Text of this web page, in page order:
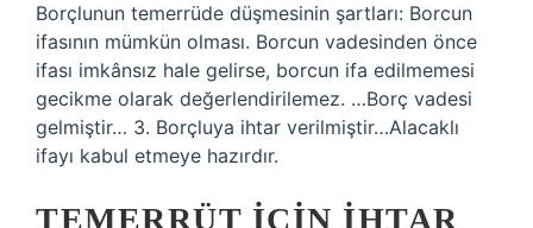
Borçlunun temerrüde düşmesinin şartları: Borcun
ifasının mümkün olması. Borcun vadesinden önce
ifası imkânsız hale gelirse, borcun ifa edilmemesi
gecikme olarak değerlendirilemez. …Borç vadesi
gelmiştir… 3. Borçluya ihtar verilmiştir…Alacaklı
ifayı kabul etmeye hazırdır.
TEMERRÜT IÇIN IHTAR